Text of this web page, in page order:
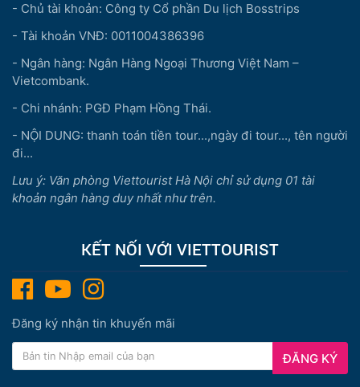
- Chủ tài khoản: Công ty Cổ phần Du lịch Bosstrips
- Tài khoản VNĐ: 0011004386396
- Ngân hàng: Ngân Hàng Ngoại Thương Việt Nam –
Vietcombank.
- Chi nhánh: PGĐ Phạm Hồng Thái.
- NỘI DUNG: thanh toán tiền tour...,ngày đi tour..., tên người
đi...
Lưu ý: Văn phòng Viettourist Hà Nội chỉ sử dụng 01 tài
khoản ngân hàng duy nhất như trên.
KẾT NỐI VỚI VIETTOURIST
Đăng ký nhận tin khuyến mãi
ĐĂNG KÝ